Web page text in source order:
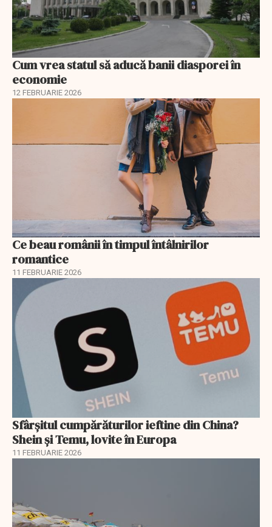
Cum vrea statul să aducă banii diasporei în
economie
12 FEBRUARIE 2026
Ce beau românii în timpul întâlnirilor
romantice
11 FEBRUARIE 2026
Sfârșitul cumpărăturilor ieftine din China?
Shein și Temu, lovite în Europa
11 FEBRUARIE 2026